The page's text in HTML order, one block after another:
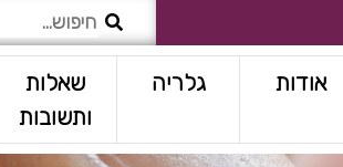
אודות גלריה
שאלות
ותשובות